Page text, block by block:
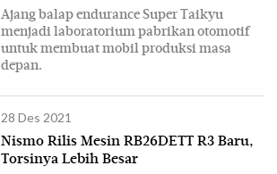
Ajang balap endurance Super Taikyu
menjadi laboratorium pabrikan otomotif
untuk membuat mobil produksi masa
depan.
28 Des 2021
Nismo Rilis Mesin RB26DETT R3 Baru,
Torsinya Lebih Besar